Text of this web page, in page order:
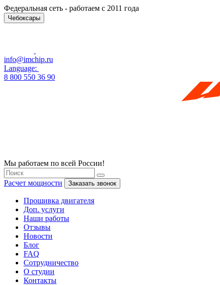
Федеральная сеть - работаем с 2011 года
Чебоксары
info@imchip.ru
Language:
8 800 550 36 90
Мы работаем по всей России!
Расчет мощности Заказать звонок
Прошивка двигателя
Доп. услуги
Наши работы
Отзывы
Новости
Блог
FAQ
Сотрудничество
О студии
Контакты